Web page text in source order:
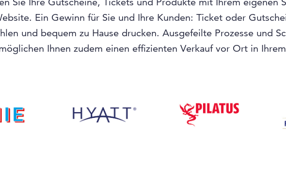
Ein Gewinn für Sie und Ihre Kunden: Ticket oder
und bequem zu Hause drucken. Ausgefeilte Prozesse und
Ihnen zudem einen effizienten Verkauf vor Ort in